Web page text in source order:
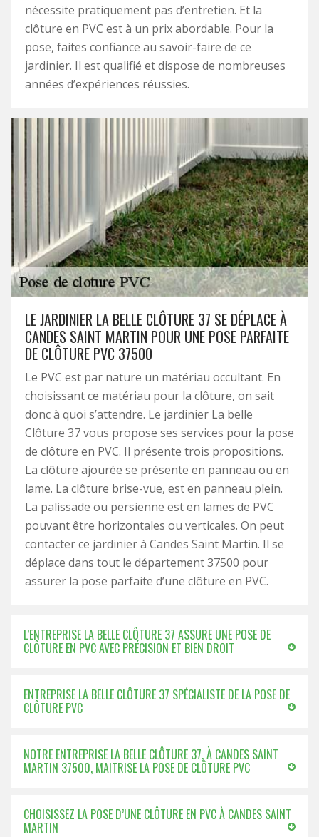
nécessite pratiquement pas d’entretien. Et la
clôture en PVC est à un prix abordable. Pour la
pose, faites confiance au savoir-faire de ce
jardinier. Il est qualifié et dispose de nombreuses
années d’expériences réussies.
LE JARDINIER LA BELLE CLÔTURE 37 SE DÉPLACE À
CANDES SAINT MARTIN POUR UNE POSE PARFAITE
DE CLÔTURE PVC 37500
Le PVC est par nature un matériau occultant. En
choisissant ce matériau pour la clôture, on sait
donc à quoi s’attendre. Le jardinier La belle
Clôture 37 vous propose ses services pour la pose
de clôture en PVC. Il présente trois propositions.
La clôture ajourée se présente en panneau ou en
lame. La clôture brise-vue, est en panneau plein.
La palissade ou persienne est en lames de PVC
pouvant être horizontales ou verticales. On peut
contacter ce jardinier à Candes Saint Martin. Il se
déplace dans tout le département 37500 pour
assurer la pose parfaite d’une clôture en PVC.
L’ENTREPRISE LA BELLE CLÔTURE 37 ASSURE UNE POSE DE
CLÔTURE EN PVC AVEC PRÉCISION ET BIEN DROIT
ENTREPRISE LA BELLE CLÔTURE 37 SPÉCIALISTE DE LA POSE DE
CLÔTURE PVC
NOTRE ENTREPRISE LA BELLE CLÔTURE 37, À CANDES SAINT
MARTIN 37500, MAITRISE LA POSE DE CLÔTURE PVC
CHOISISSEZ LA POSE D’UNE CLÔTURE EN PVC À CANDES SAINT
MARTIN